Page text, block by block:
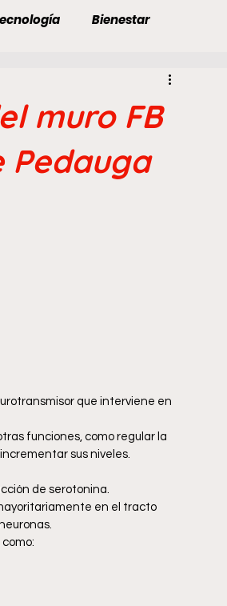
Bienestar
cómplices de dictadura
muro FB
que interviene en
funciones, como regular la
sus niveles.
de serotonina.
en el tracto